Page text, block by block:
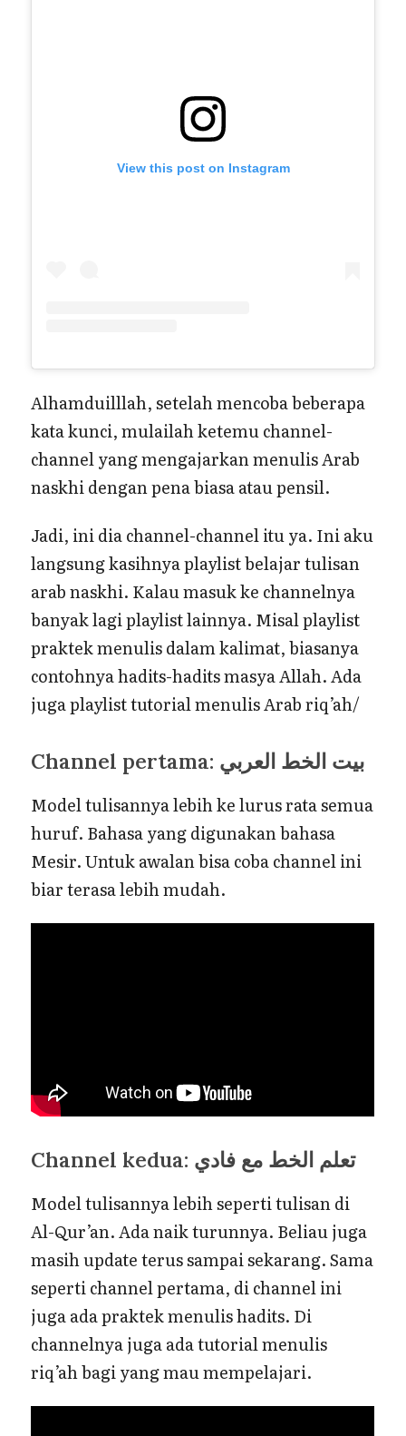
View this post on Instagram
Alhamduilllah, setelah mencoba beberapa
kata kunci, mulailah ketemu channel-
channel yang mengajarkan menulis Arab
naskhi dengan pena biasa atau pensil.
Jadi, ini dia channel-channel itu ya. Ini aku
langsung kasihnya playlist belajar tulisan
arab naskhi. Kalau masuk ke channelnya
banyak lagi playlist lainnya. Misal playlist
praktek menulis dalam kalimat, biasanya
contohnya hadits-hadits masya Allah. Ada
juga playlist tutorial menulis Arab riq’ah/
Channel pertama: بيت الخط العربي
Model tulisannya lebih ke lurus rata semua
huruf. Bahasa yang digunakan bahasa
Mesir. Untuk awalan bisa coba channel ini
biar terasa lebih mudah.
Channel kedua: تعلم الخط مع فادي
Model tulisannya lebih seperti tulisan di
Al-Qur’an. Ada naik turunnya. Beliau juga
masih update terus sampai sekarang. Sama
seperti channel pertama, di channel ini
juga ada praktek menulis hadits. Di
channelnya juga ada tutorial menulis
riq’ah bagi yang mau mempelajari.